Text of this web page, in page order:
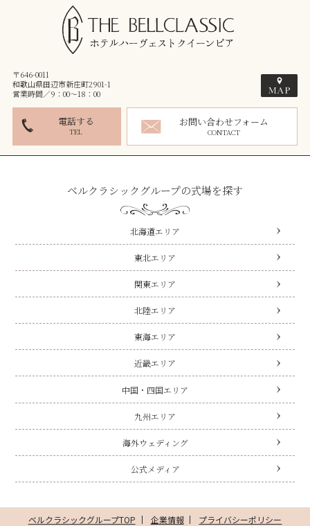
〒646-0011
和歌山県田辺市新庄町2901-1
営業時間／9：00～18：00
電話する
TEL
お問い合わせフォーム
CONTACT
ベルクラシックグループの式場を探す
北海道エリア
東北エリア
関東エリア
北陸エリア
東海エリア
近畿エリア
中国・四国エリア
九州エリア
海外ウェディング
公式メディア
ベルクラシックグループTOP 企業情報 プライバシーポリシー